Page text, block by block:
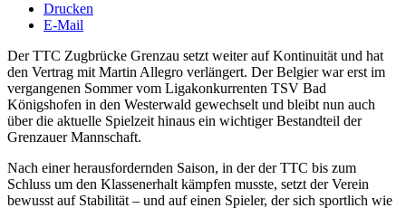
Drucken
E-Mail
Der TTC Zugbrücke Grenzau setzt weiter auf Kontinuität und hat
den Vertrag mit Martin Allegro verlängert. Der Belgier war erst im
vergangenen Sommer vom Ligakonkurrenten TSV Bad
Königshofen in den Westerwald gewechselt und bleibt nun auch
über die aktuelle Spielzeit hinaus ein wichtiger Bestandteil der
Grenzauer Mannschaft.
Nach einer herausfordernden Saison, in der der TTC bis zum
Schluss um den Klassenerhalt kämpfen musste, setzt der Verein
bewusst auf Stabilität – und auf einen Spieler, der sich sportlich wie